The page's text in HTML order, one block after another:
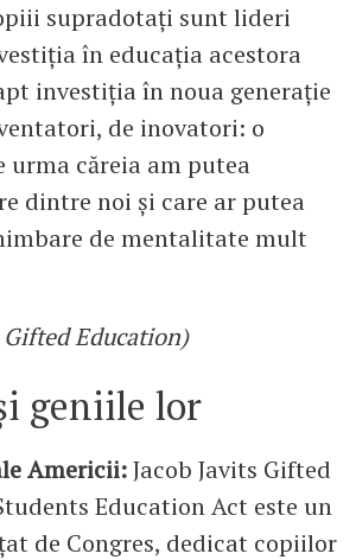
supradotați sunt lideri
în educația acestora
investiția în noua generație
de inovatori: o
urma căreia am putea
dintre noi și care ar putea
de mentalitate mult
Education)
geniile lor
Americii:Jacob Javits Gifted
Education Act este un
de Congres, dedicat copiilor